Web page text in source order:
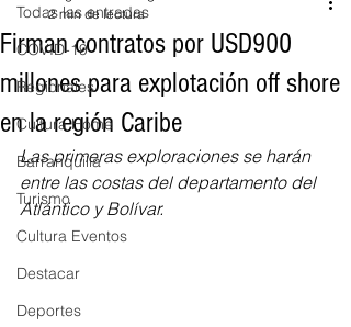
Todas las entradas
COVID-19
Regionales
Cultura Home
Barranquilla
Turismo
Cultura Eventos
Destacar
Deportes
Firman contratos por USD900
millones para explotación off shore
en la región Caribe
2 min de lectura
Las primeras exploraciones se harán
entre las costas del departamento del
Atlántico y Bolívar.